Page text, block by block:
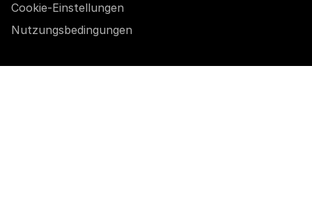
Cookie-Einstellungen
Nutzungsbedingungen